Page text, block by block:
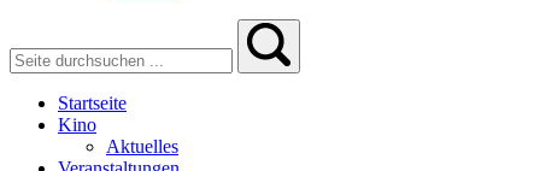
Startseite
Kino
Aktuelles